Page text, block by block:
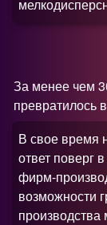
За менее чем
превратилось
В свое время
ответ поверг
фирм-
возможности
производства